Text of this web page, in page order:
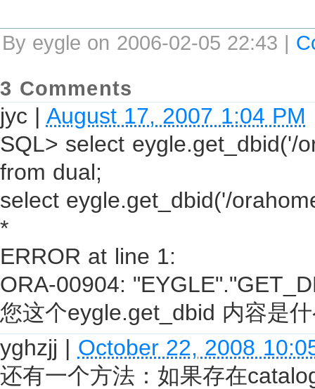
By eygle on 2006-02-05 22:43 |
3 Comments
jyc | August 17, 2007 1:04 PM
SQL> select eygle.get_dbid('/
from dual;
select eygle.get_dbid('/
*
ERROR at line 1:
ORA-00904:
您这个eygle.get_dbid 内容是
yghzjj | October 22, 2008
还有一个方法：如果存在